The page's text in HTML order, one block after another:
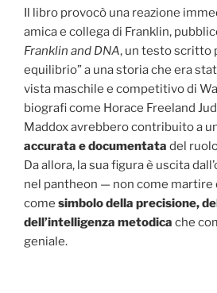
Il libro provocò una reazione
amica e collega di Franklin,
Franklin and DNA, un testo scritto
equilibrio” a una storia che era
vista maschile e competitivo di
biografi come Horace Freeland
Maddox avrebbero contribuito a
accurata e documentata del
Da allora, la sua figura è uscita
nel pantheon — non come martire
come simbolo della precisione,
dell’intelligenza metodica che
geniale.